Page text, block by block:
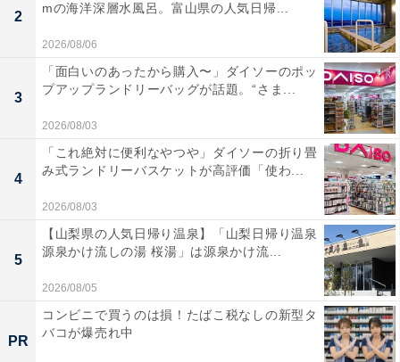
ユニクロ ユー シャツワンピース 4990円（税抜）
しっかりとした手触りのコットン97％素材に適度なスト
レッチ性がプラスされたシャツワンピース。ウエストが
絞られているので、1枚で着てもサマになるのが嬉しい
ポイント。サラッと着るだけでも女性らしい雰囲気のあ
る長め丈なので、大人にもぴったり！
2
mの海洋深層水風呂。富山県の人気日帰...
2026/08/06
3
「面白いのあったから購入〜」ダイソーのポッ
プアップランドリーバッグが話題。“さま...
2026/08/03
4
「これ絶対に便利なやつや」ダイソーの折り畳
み式ランドリーバスケットが高評価「使わ...
2026/08/03
5
【山梨県の人気日帰り温泉】「山梨日帰り温泉
源泉かけ流しの湯 桜湯」は源泉かけ流...
2026/08/05
PR
コンビニで買うのは損！たばこ税なしの新型タ
バコが爆売れ中